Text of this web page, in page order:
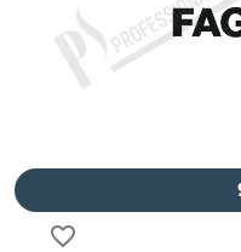
favorite_border